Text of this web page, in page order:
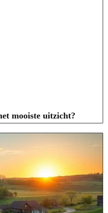
mooiste uitzicht?